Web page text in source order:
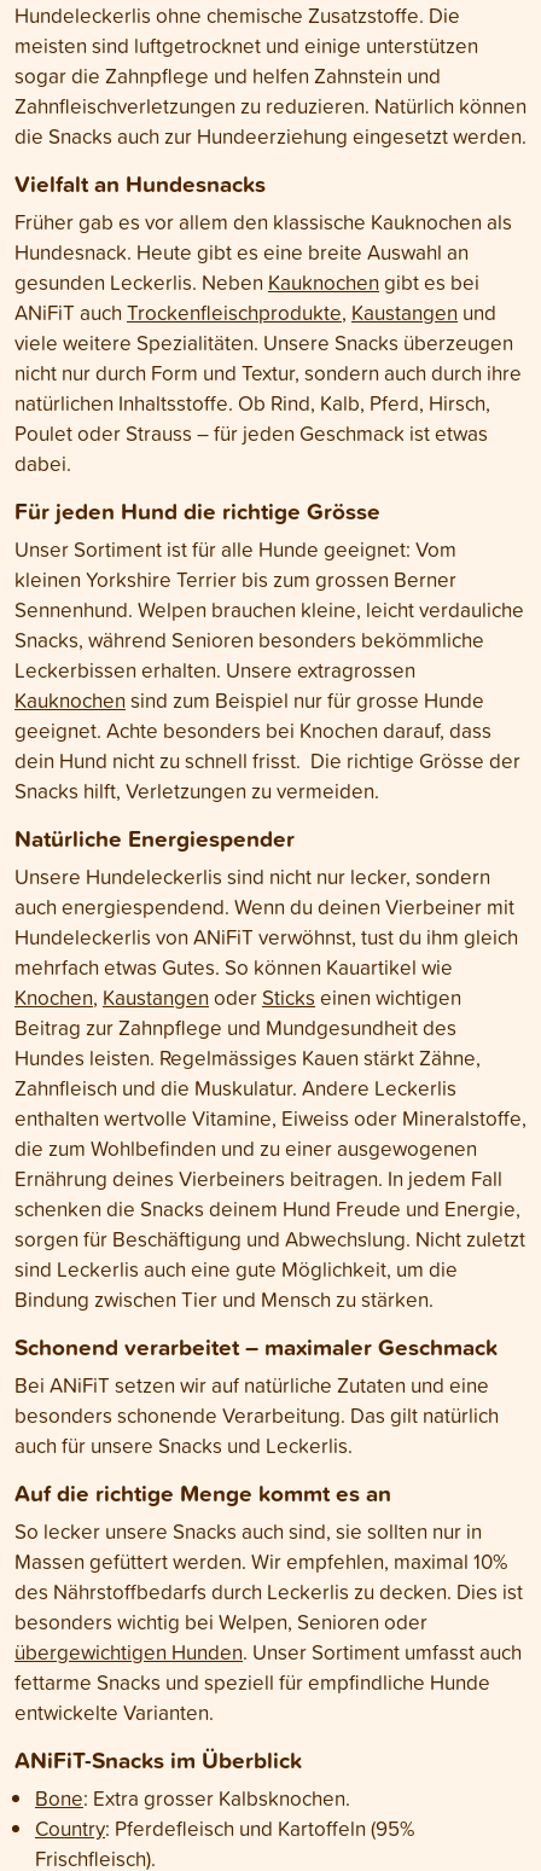
Hundeleckerlis ohne chemische Zusatzstoffe. Die
meisten sind luftgetrocknet und einige unterstützen
sogar die Zahnpflege und helfen Zahnstein und
Zahnfleischverletzungen zu reduzieren. Natürlich können
die Snacks auch zur Hundeerziehung eingesetzt werden.
Vielfalt an Hundesnacks
Früher gab es vor allem den klassische Kauknochen als
Hundesnack. Heute gibt es eine breite Auswahl an
gesunden Leckerlis. Neben Kauknochen gibt es bei
ANiFiT auch Trockenfleischprodukte, Kaustangen und
viele weitere Spezialitäten. Unsere Snacks überzeugen
nicht nur durch Form und Textur, sondern auch durch ihre
natürlichen Inhaltsstoffe. Ob Rind, Kalb, Pferd, Hirsch,
Poulet oder Strauss – für jeden Geschmack ist etwas
dabei.
Für jeden Hund die richtige Grösse
Unser Sortiment ist für alle Hunde geeignet: Vom
kleinen Yorkshire Terrier bis zum grossen Berner
Sennenhund. Welpen brauchen kleine, leicht verdauliche
Snacks, während Senioren besonders bekömmliche
Leckerbissen erhalten. Unsere extragrossen
Kauknochen sind zum Beispiel nur für grosse Hunde
geeignet. Achte besonders bei Knochen darauf, dass
dein Hund nicht zu schnell frisst. Die richtige Grösse der
Snacks hilft, Verletzungen zu vermeiden.
Natürliche Energiespender
Unsere Hundeleckerlis sind nicht nur lecker, sondern
auch energiespendend. Wenn du deinen Vierbeiner mit
Hundeleckerlis von ANiFiT verwöhnst, tust du ihm gleich
mehrfach etwas Gutes. So können Kauartikel wie
Knochen, Kaustangen oder Sticks einen wichtigen
Beitrag zur Zahnpflege und Mundgesundheit des
Hundes leisten. Regelmässiges Kauen stärkt Zähne,
Zahnfleisch und die Muskulatur. Andere Leckerlis
enthalten wertvolle Vitamine, Eiweiss oder Mineralstoffe,
die zum Wohlbefinden und zu einer ausgewogenen
Ernährung deines Vierbeiners beitragen. In jedem Fall
schenken die Snacks deinem Hund Freude und Energie,
sorgen für Beschäftigung und Abwechslung. Nicht zuletzt
sind Leckerlis auch eine gute Möglichkeit, um die
Bindung zwischen Tier und Mensch zu stärken.
Schonend verarbeitet – maximaler Geschmack
Bei ANiFiT setzen wir auf natürliche Zutaten und eine
besonders schonende Verarbeitung. Das gilt natürlich
auch für unsere Snacks und Leckerlis.
Auf die richtige Menge kommt es an
So lecker unsere Snacks auch sind, sie sollten nur in
Massen gefüttert werden. Wir empfehlen, maximal 10%
des Nährstoffbedarfs durch Leckerlis zu decken. Dies ist
besonders wichtig bei Welpen, Senioren oder
übergewichtigen Hunden. Unser Sortiment umfasst auch
fettarme Snacks und speziell für empfindliche Hunde
entwickelte Varianten.
ANiFiT-Snacks im Überblick
Bone: Extra grosser Kalbsknochen.
Country: Pferdefleisch und Kartoffeln (95%
Frischfleisch).